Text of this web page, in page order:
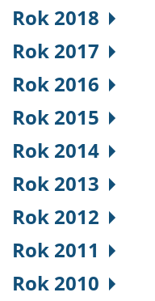
Rok 2018
Rok 2017
Rok 2016
Rok 2015
Rok 2014
Rok 2013
Rok 2012
Rok 2011
Rok 2010